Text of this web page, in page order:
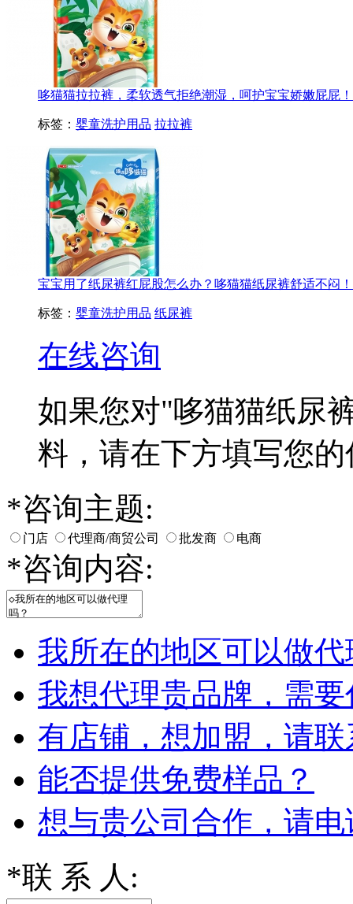
哆猫猫拉拉裤，柔软透气拒绝潮湿，呵护宝宝娇嫩屁屁！
标签： 婴童洗护用品 拉拉裤
宝宝用了纸尿裤红屁股怎么办？哆猫猫纸尿裤舒适不闷！
标签： 婴童洗护用品 纸尿裤
在线咨询
如果您对"哆猫猫纸尿
料，请在下方填写您
*咨询主题:
门店 代理商/商贸公司 批发商 电商
*咨询内容:
我所在的地区可以做
我想代理贵品牌，需
有店铺，想加盟，请
能否提供免费样品？
想与贵公司合作，请
*联 系 人: